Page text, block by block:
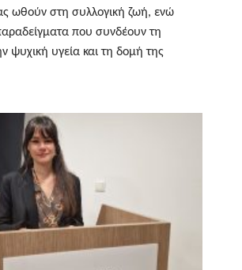
ωθούν στη συλλογική ζωή, ενώ
που συνδέουν τη
ψυχική υγεία και τη δομή της